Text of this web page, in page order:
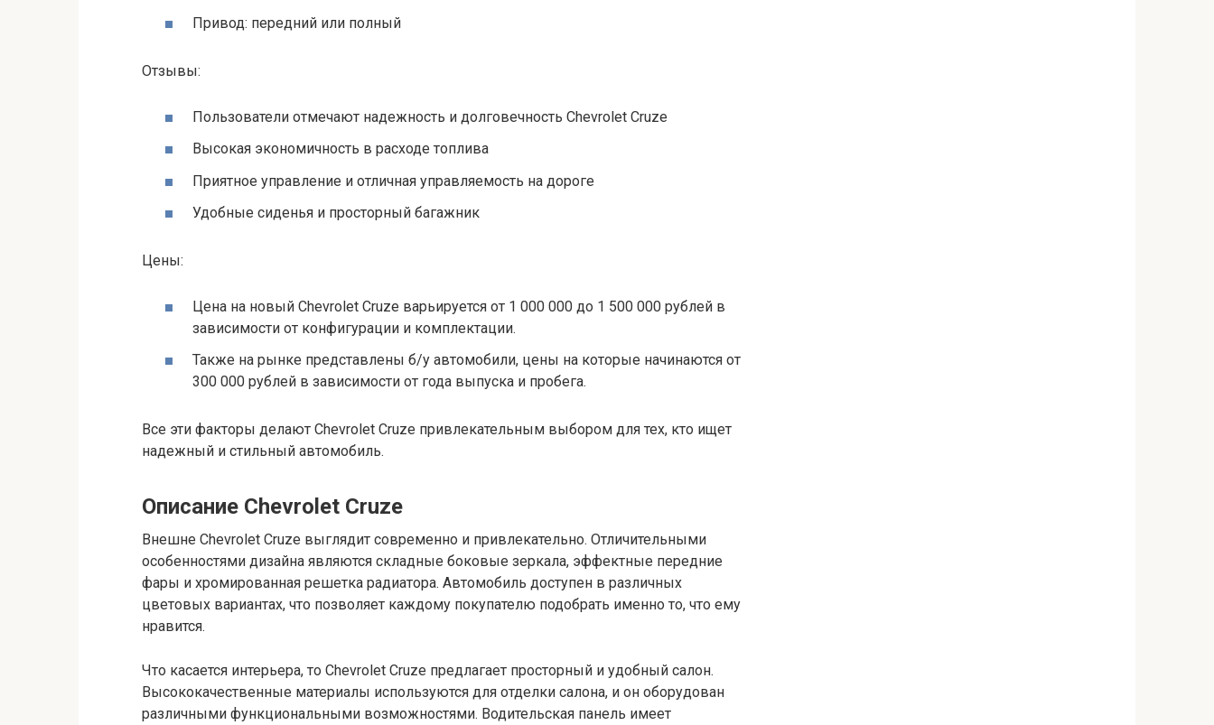
Привод: передний или полный
Отзывы:
Пользователи отмечают надежность и долговечность Chevrolet Cruze
Высокая экономичность в расходе топлива
Приятное управление и отличная управляемость на дороге
Удобные сиденья и просторный багажник
Цены:
Цена на новый Chevrolet Cruze варьируется от 1 000 000 до 1 500 000 рублей в
зависимости от конфигурации и комплектации.
Также на рынке представлены б/у автомобили, цены на которые начинаются от
300 000 рублей в зависимости от года выпуска и пробега.
Все эти факторы делают Chevrolet Cruze привлекательным выбором для тех, кто ищет
надежный и стильный автомобиль.
Описание Chevrolet Cruze
Внешне Chevrolet Cruze выглядит современно и привлекательно. Отличительными
особенностями дизайна являются складные боковые зеркала, эффектные передние
фары и хромированная решетка радиатора. Автомобиль доступен в различных
цветовых вариантах, что позволяет каждому покупателю подобрать именно то, что ему
нравится.
Что касается интерьера, то Chevrolet Cruze предлагает просторный и удобный салон.
Высококачественные материалы используются для отделки салона, и он оборудован
различными функциональными возможностями. Водительская панель имеет